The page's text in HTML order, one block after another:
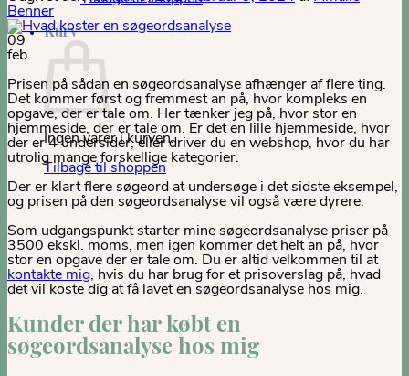
Kurv
Ingen varer i kurven.
Tilbage til shoppen
Benner
09
feb
Prisen på sådan en søgeordsanalyse afhænger af flere ting.
Det kommer først og fremmest an på, hvor kompleks en
opgave, der er tale om. Her tænker jeg på, hvor stor en
hjemmeside, der er tale om. Er det en lille hjemmeside, hvor
der er 4 undersider, eller driver du en webshop, hvor du har
utrolig mange forskellige kategorier.
Der er klart flere søgeord at undersøge i det sidste eksempel,
og prisen på den søgeordsanalyse vil også være dyrere.
Som udgangspunkt starter mine søgeordsanalyse priser på
3500 ekskl. moms, men igen kommer det helt an på, hvor
stor en opgave der er tale om. Du er altid velkommen til at
kontakte mig, hvis du har brug for et prisoverslag på, hvad
det vil koste dig at få lavet en søgeordsanalyse hos mig.
Kunder der har købt en
søgeordsanalyse hos mig